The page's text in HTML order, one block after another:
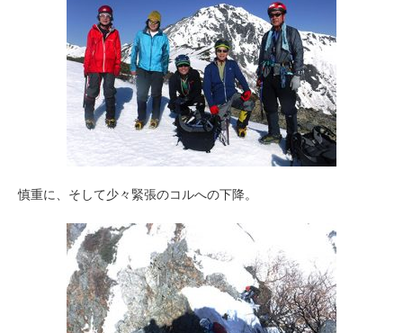
慎重に、そして少々緊張のコルへの下降。